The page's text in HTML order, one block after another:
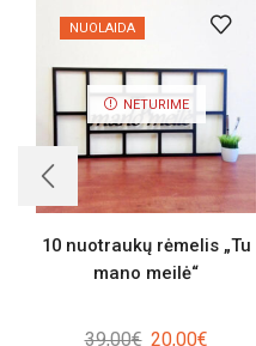
NUOLAIDA
NETURIME
10 nuotraukų rėmelis „Tu
mano meilė“
39,00€ Original
20,00€Current